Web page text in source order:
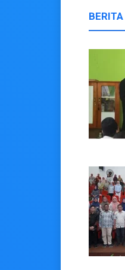
BERITA